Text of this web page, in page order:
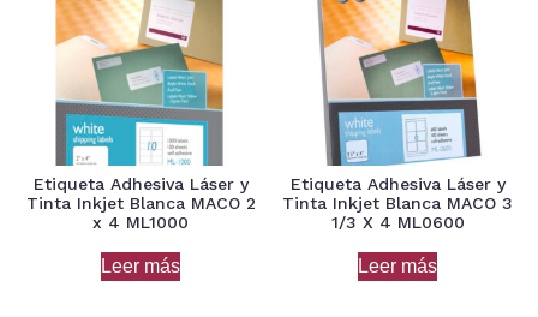
Etiqueta Adhesiva Láser y
Tinta Inkjet Blanca MACO 2
x 4 ML1000
Leer más
Etiqueta Adhesiva Láser y
Tinta Inkjet Blanca MACO 3
1/3 X 4 ML0600
Leer más